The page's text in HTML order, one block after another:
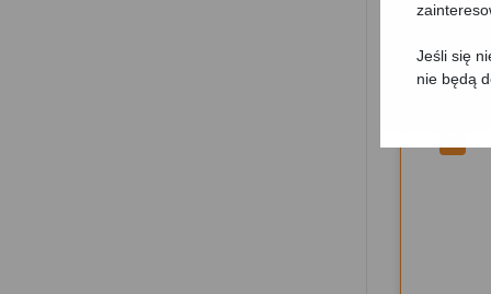
Jeśli się
nie będą